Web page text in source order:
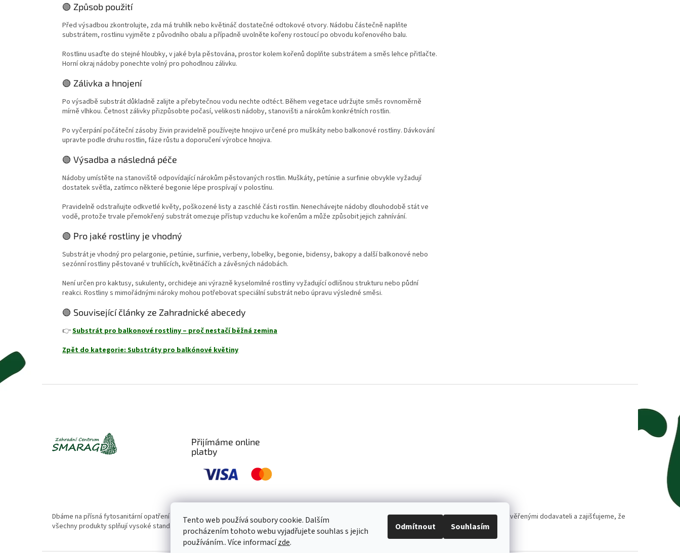
Tento web používá soubory cookie. Dalším
procházením tohoto webu vyjadřujete souhlas s jejich
používáním.. Více informacízde.
Odmítnout Souhlasím
🟢 Způsob použití
Před výsadbou zkontrolujte, zda má truhlík nebo květináč dostatečné odtokové otvory. Nádobu částečně naplňte
substrátem, rostlinu vyjměte z původního obalu a případně uvolněte kořeny rostoucí po obvodu kořenového balu.
Rostlinu usaďte do stejné hloubky, v jaké byla pěstována, prostor kolem kořenů doplňte substrátem a směs lehce přitlačte.
Horní okraj nádoby ponechte volný pro pohodlnou zálivku.
🟢 Zálivka a hnojení
Po výsadbě substrát důkladně zalijte a přebytečnou vodu nechte odtéct. Během vegetace udržujte směs rovnoměrně
mírně vlhkou. Četnost zálivky přizpůsobte počasí, velikosti nádoby, stanovišti a nárokům konkrétních rostlin.
Po vyčerpání počáteční zásoby živin pravidelně používejte hnojivo určené pro muškáty nebo balkonové rostliny. Dávkování
upravte podle druhu rostlin, fáze růstu a doporučení výrobce hnojiva.
🟢 Výsadba a následná péče
Nádoby umístěte na stanoviště odpovídající nárokům pěstovaných rostlin. Muškáty, petúnie a surfinie obvykle vyžadují
dostatek světla, zatímco některé begonie lépe prospívají v polostínu.
Pravidelně odstraňujte odkvetlé květy, poškozené listy a zaschlé části rostlin. Nenechávejte nádoby dlouhodobě stát ve
vodě, protože trvale přemokřený substrát omezuje přístup vzduchu ke kořenům a může způsobit jejich zahnívání.
🟢 Pro jaké rostliny je vhodný
Substrát je vhodný pro pelargonie, petúnie, surfinie, verbeny, lobelky, begonie, bidensy, bakopy a další balkonové nebo
sezónní rostliny pěstované v truhlících, květináčích a závěsných nádobách.
Není určen pro kaktusy, sukulenty, orchideje ani výrazně kyselomilné rostliny vyžadující odlišnou strukturu nebo půdní
reakci. Rostliny s mimořádnými nároky mohou potřebovat speciální substrát nebo úpravu výsledné směsi.
🟢 Související články ze Zahradnické abecedy
👉Substrát pro balkonové rostliny – proč nestačí běžná zemina
Zpět do kategorie: Substráty pro balkónové květiny
Přijímáme online
platby
Dbáme na přísná fytosanitární opatření 🌱. Naše rostliny pravidelně kontrolujeme a ošetřujeme, aby byly zdravé a bez škůdců 🐛. Spolupracujeme s prověřenými dodavateli a zajišťujeme, že
všechny produkty splňují vysoké standardy kvality.